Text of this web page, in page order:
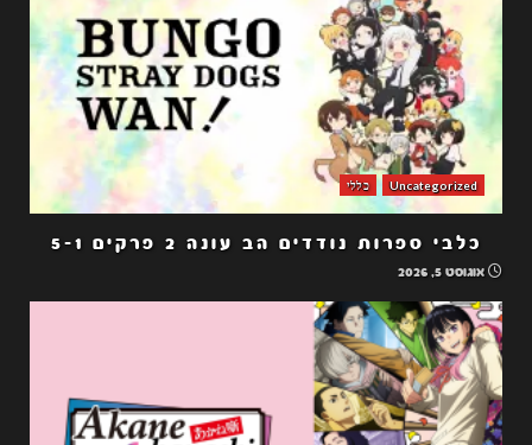
Uncategorized כללי
כלבי ספרות נודדים הב עונה 2 פרקים 5-1
אוגוסט 5, 2026